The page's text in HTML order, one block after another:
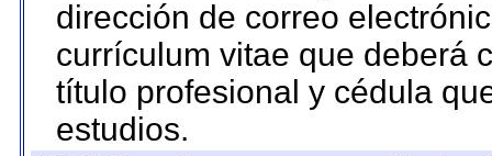
dirección de correo
currículum vitae que deberá
título profesional y cédula
estudios.